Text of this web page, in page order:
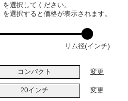
選択してください。
選択すると価格が表示されます。
リム径(インチ)
コンパクト 変更
20インチ 変更